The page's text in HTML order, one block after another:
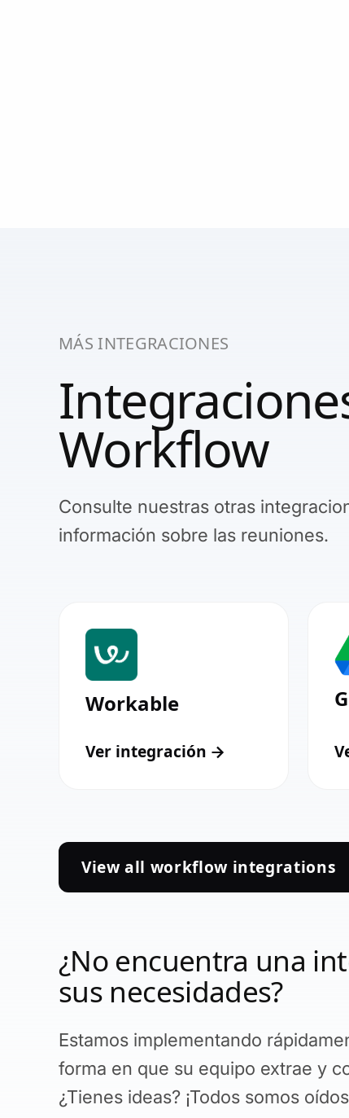
MÁS INTEGRACIONES
Workflow
Consulte nuestras otras
información sobre las reuniones.
Workable
Ver integración
View all workflow integrations
¿No encuentra una
sus necesidades?
Estamos implementando
forma en que su equipo extrae y
¿Tienes ideas? ¡Todos somos